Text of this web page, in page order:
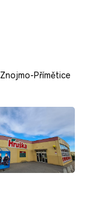
Přímětice